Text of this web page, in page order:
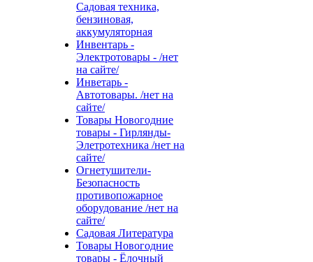
Садовая техника,
бензиновая,
аккумуляторная
Инвентарь -
Электротовары - /нет
на сайте/
Инветарь -
Автотовары. /нет на
сайте/
Товары Новогодние
товары - Гирлянды-
Элетротехника /нет на
сайте/
Огнетушители-
Безопасность
противопожарное
оборудование /нет на
сайте/
Садовая Литература
Товары Новогодние
товары - Ёлочный